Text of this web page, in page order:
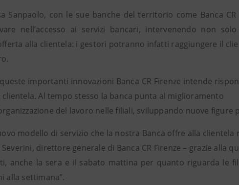
Sanpaolo, con le sue banche del territorio come Banca
nell’accesso ai servizi bancari, intervenendo non
alla clientela: i gestori potranno infatti raggiungere il
importanti innovazioni Banca CR Firenze intende
clientela. Al tempo stesso la banca punta al miglioramento
del lavoro nelle filiali, sviluppando nuove figure
modello di servizio che la nostra Banca offre alla
Severini, direttore generale di Banca CR Firenze – grazie alla
anche la sera e il sabato mattina per quanto riguarda le
alla settimana”.